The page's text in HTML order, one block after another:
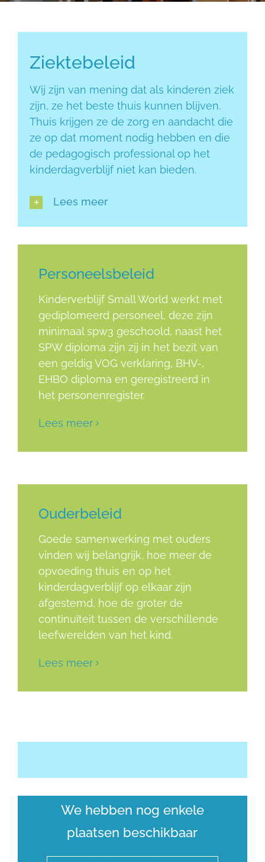
Ziektebeleid
Wij zijn van mening dat als kinderen ziek
zijn, ze het beste thuis kunnen blijven.
Thuis krijgen ze de zorg en aandacht die
ze op dat moment nodig hebben en die
de pedagogisch professional op het
kinderdagverblijf niet kan bieden.
Lees meer
Personeelsbeleid
Kinderverblijf Small World werkt met
gediplomeerd personeel, deze zijn
minimaal spw3 geschoold, naast het
SPW diploma zijn zij in het bezit van
een geldig VOG verklaring, BHV-,
EHBO diploma en geregistreerd in
het personenregister.
Lees meer
Ouderbeleid
Goede samenwerking met ouders
vinden wij belangrijk, hoe meer de
opvoeding thuis en op het
kinderdagverblijf op elkaar zijn
afgestemd, hoe de groter de
continuïteit tussen de verschillende
leefwerelden van het kind.
Lees meer
We hebben nog enkele
plaatsen beschikbaar